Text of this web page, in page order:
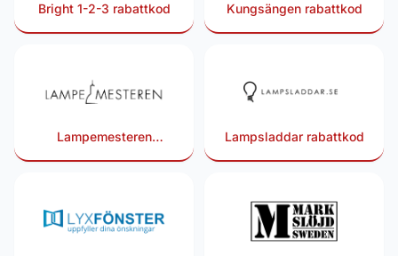
Bright 1-2-3 rabattkod Kungsängen rabattkod
Lampemesteren
Lampsladdar rabattkod